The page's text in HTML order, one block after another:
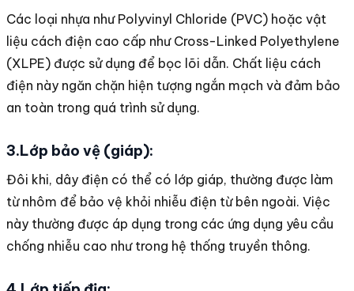
Các loại nhựa như Polyvinyl Chloride (PVC) hoặc vật
liệu cách điện cao cấp như Cross-Linked Polyethylene
(XLPE) được sử dụng để bọc lõi dẫn. Chất liệu cách
điện này ngăn chặn hiện tượng ngắn mạch và đảm bảo
an toàn trong quá trình sử dụng.
3.Lớp bảo vệ (giáp):
Đôi khi, dây điện có thể có lớp giáp, thường được làm
từ nhôm để bảo vệ khỏi nhiễu điện từ bên ngoài. Việc
này thường được áp dụng trong các ứng dụng yêu cầu
chống nhiễu cao như trong hệ thống truyền thông.